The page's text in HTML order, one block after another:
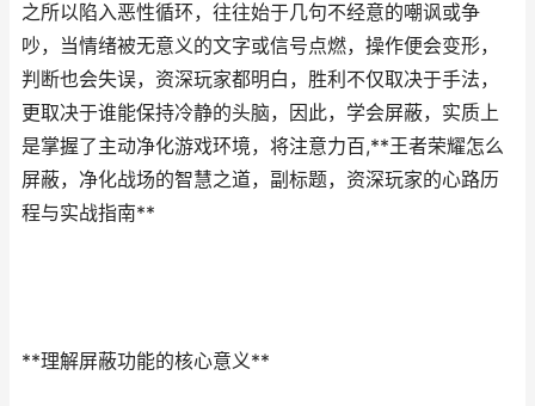
之所以陷入恶性循环，往往始于几句不经意的嘲讽或争
吵，当情绪被无意义的文字或信号点燃，操作便会变形，
判断也会失误，资深玩家都明白，胜利不仅取决于手法，
更取决于谁能保持冷静的头脑，因此，学会屏蔽，实质上
是掌握了主动净化游戏环境，将注意力百,**王者荣耀怎么
屏蔽，净化战场的智慧之道，副标题，资深玩家的心路历
程与实战指南**
**理解屏蔽功能的核心意义**